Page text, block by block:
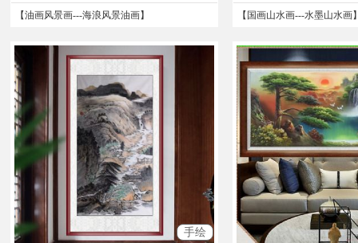
【油画风景画---海浪风景油画】 【 国画山水画---水墨山水画
手绘